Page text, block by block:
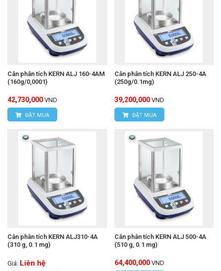
Cân phân tích KERN ALJ 160-4AM
(160g/0,0001)
42,730,000 VND
ĐẶT MUA
Cân phân tích KERN ALJ 250-4A
(250g/0.1mg)
39,200,000 VND
ĐẶT MUA
Cân phân tích KERN ALJ310-4A
(310 g, 0.1 mg)
Giá: Liên hệ
Cân phân tích KERN ALJ 500-4A
(510 g, 0.1 mg)
64,400,000 VND